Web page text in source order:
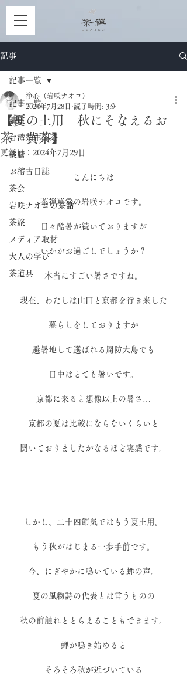
記事
記事一覧
講座
台湾茶中国茶
薬膳
お稽古日誌
茶会
岩咲ナオコの茶話
茶旅
メディア取材
大人の学び
茶道具
記事一覧
【夏の土用 秋にそなえるお
茶 黄茶】
浄心（岩咲ナオコ）
2024年7月28日 読了時間: 3分
更新日： 2024年7月29日
こんにちは
茶禅草堂の岩咲ナオコです。
日々酷暑が続いておりますが
いかがお過ごしでしょうか？
本当にすごい暑さですね。
現在、わたしは山口と京都を行き来した
暮らしをしておりますが
避暑地して選ばれる周防大島でも
日中はとても暑いです。
京都に来ると想像以上の暑さ…
京都の夏は比較にならないくらいと
聞いておりましたがなるほど実感です。
しかし、二十四節気ではもう夏土用。
もう秋がはじまる一歩手前です。
今、にぎやかに鳴いている蝉の声。
夏の風物詩の代表とは言うものの
秋の前触れととらえることもできます。
蝉が鳴き始めると
そろそろ秋が近づいている